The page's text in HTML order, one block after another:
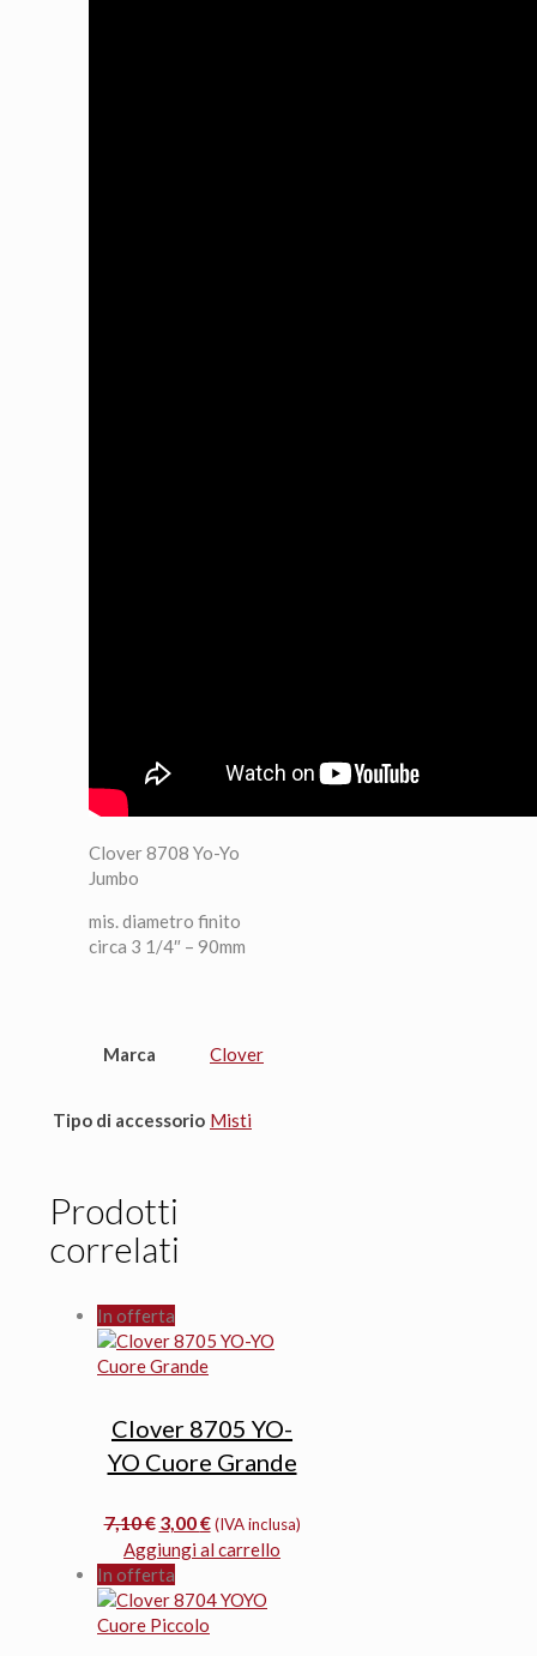
Clover 8708 Yo-Yo
Jumbo
mis. diametro finito
circa 3 1/4″ – 90mm
Marca Clover
Tipo di accessorio Misti
Prodotti
correlati
In offerta
Clover 8705 YO-
YO Cuore Grande
7,10€ Il
prezzo
originale
era:
7,10 €.
3,00€Il
prezzo
è:
(IVA inclusa)
Aggiungi al carrello
In offerta